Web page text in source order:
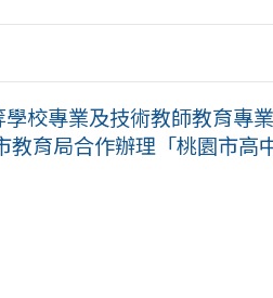
校專業及技術教師教育專
教育局合作辦理「桃園市高